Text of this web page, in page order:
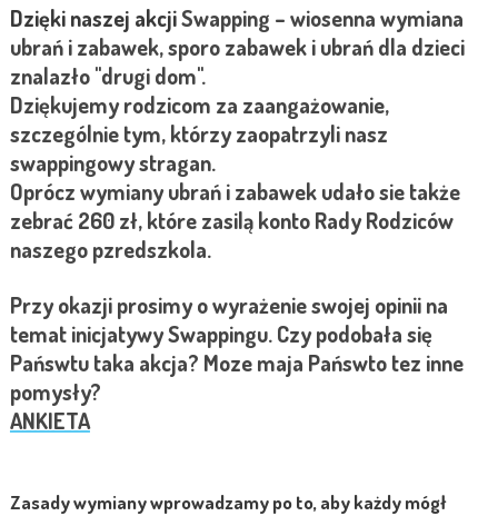
Dzięki naszej akcjiSwapping – wiosenna wymiana
ubrań i zabawek, sporo zabawek i ubrań dla dzieci
znalazło "drugi dom".
Dziękujemy rodzicom za zaangażowanie,
szczególnie tym, którzy zaopatrzyli nasz
swappingowy stragan.
Oprócz wymiany ubrań i zabawek udało sie także
zebrać 260 zł, które zasilą konto Rady Rodziców
naszego pzredszkola.
Przy okazji prosimy o wyrażenie swojej opinii na
temat inicjatywy Swappingu. Czy podobała się
Pańswtu taka akcja? Moze maja Pańswto tez inne
pomysły?
ANKIETA
Zasady wymianywprowadzamy po to, aby każdy mógł